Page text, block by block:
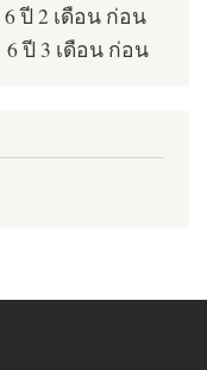
6 ปี 2 เดือน ก่อน
6 ปี 3 เดือน ก่อน